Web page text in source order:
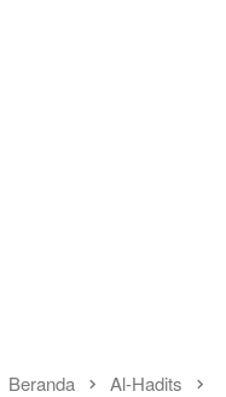
Beranda Al-Hadits